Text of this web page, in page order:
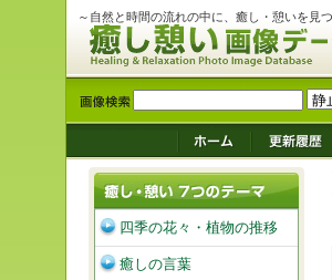
～自然と時間の流れの中に、癒し・憩いを見
四季の花々・植物の推移
癒しの言葉